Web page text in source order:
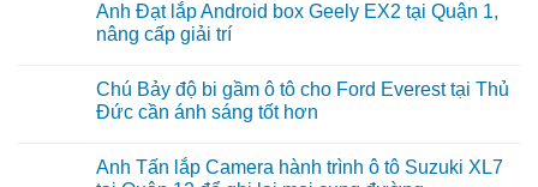
lắp
màn
hình
cho
Honda
CR-
Quận
12
bình
luận
ở
lắp
Màn
hình
Minio
Green
Anh Đạt lắp Android box Geely EX2 tại Quận 1,
nâng cấp giải trí
bình
luận
ở
lắp
Android
Chú Bảy độ bi gầm ô tô cho Ford Everest tại Thủ
Đức cần ánh sáng tốt hơn
bình
luận
Anh Tấn lắp Camera hành trình ô tô Suzuki XL7